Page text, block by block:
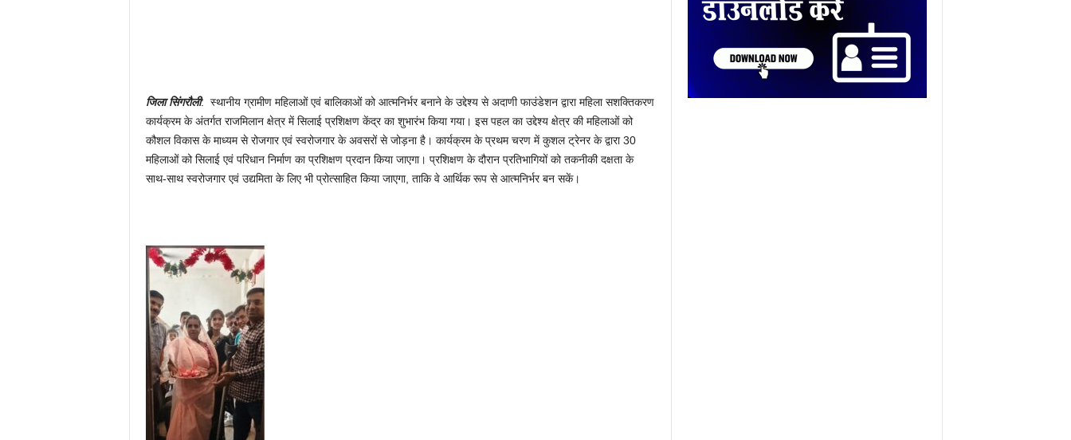
जिला सिंगरौली: स्थानीय ग्रामीण महिलाओं एवं बालिकाओं को आत्मनिर्भर बनाने के उद्देश्य से अदाणी फाउंडेशन द्वारा महिला सशक्तिकरण
कार्यक्रम के अंतर्गत राजमिलान क्षेत्र में सिलाई प्रशिक्षण केंद्र का शुभारंभ किया गया। इस पहल का उद्देश्य क्षेत्र की महिलाओं को
कौशल विकास के माध्यम से रोजगार एवं स्वरोजगार के अवसरों से जोड़ना है। कार्यक्रम के प्रथम चरण में कुशल ट्रेनर के द्वारा 30
महिलाओं को सिलाई एवं परिधान निर्माण का प्रशिक्षण प्रदान किया जाएगा। प्रशिक्षण के दौरान प्रतिभागियों को तकनीकी दक्षता के
साथ-साथ स्वरोजगार एवं उद्यमिता के लिए भी प्रोत्साहित किया जाएगा, ताकि वे आर्थिक रूप से आत्मनिर्भर बन सकें।